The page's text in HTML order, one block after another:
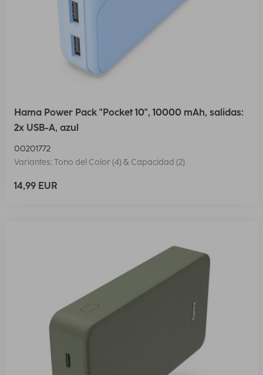
Hama Power Pack "Pocket 10", 10000 mAh, salidas:
2x USB-A, azul
00201772
Variantes: Tono del Color (4) & Capacidad (2)
14,99 EUR